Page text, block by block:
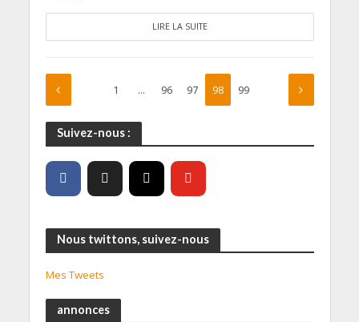
LIRE LA SUITE
1 … 96 97 98 99
Suivez-nous :
Nous twittons, suivez-nous
Mes Tweets
annonces